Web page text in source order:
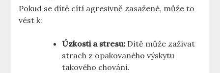
Pokud se ‌dítě⁤ cítí agresivně zasažené, může to
vést k:
Úzkosti ⁤a stresu: Dítě může zažívat‌
strach⁢ z opakovaného⁣ výskytu​
takového⁣ chování.